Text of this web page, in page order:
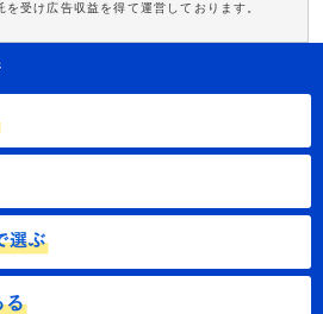
受け広告収益を得て運営しております。